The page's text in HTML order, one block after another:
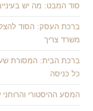
סוד המבט: מה יש
ברכת העסק: הסוד
משרד צריך
ברכת הבית: המסורת
כל כניסה
המסע ההיסטורי